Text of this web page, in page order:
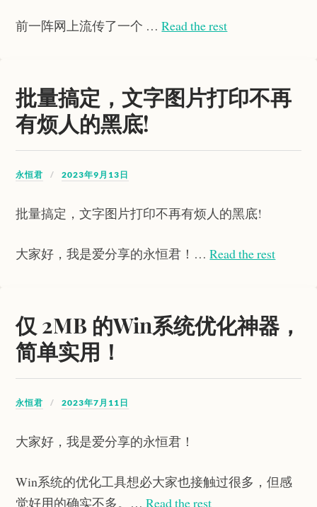
前一阵网上流传了一个 …Read the rest
批量搞定，文字图片打印不再
有烦人的黑底!
永恒君 2023年9月13日
批量搞定，文字图片打印不再有烦人的黑底!
大家好，我是爱分享的永恒君！…Read the rest
仅 2MB 的Win系统优化神器，
简单实用！
永恒君 2023年7月11日
大家好，我是爱分享的永恒君！
Win系统的优化工具想必大家也接触过很多，但感
觉好用的确实不多。…Read the rest